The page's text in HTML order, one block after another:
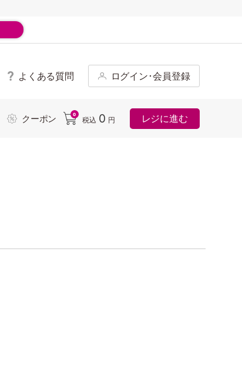
よくある質問 ログイン･会員登録
クーポン 0
税込 0 円 レジに進む